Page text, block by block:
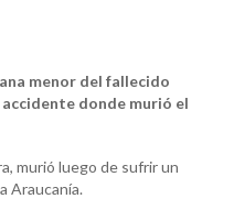
menor del fallecido
donde murió el
murió luego de sufrir un
Araucanía.